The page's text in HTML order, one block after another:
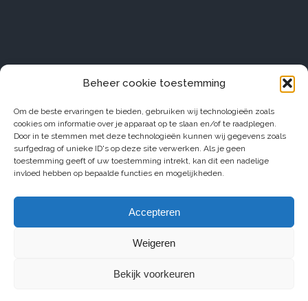
Beheer cookie toestemming
Om de beste ervaringen te bieden, gebruiken wij technologieën zoals
cookies om informatie over je apparaat op te slaan en/of te raadplegen.
Door in te stemmen met deze technologieën kunnen wij gegevens zoals
surfgedrag of unieke ID's op deze site verwerken. Als je geen
toestemming geeft of uw toestemming intrekt, kan dit een nadelige
invloed hebben op bepaalde functies en mogelijkheden.
Accepteren
Weigeren
Bekijk voorkeuren